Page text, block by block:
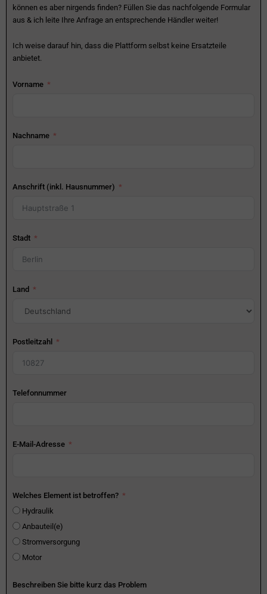
können es aber nirgends finden? Füllen Sie das nachfolgende Formular
aus & ich leite Ihre Anfrage an entsprechende Händler weiter!
Ich weise darauf hin, dass die Plattform selbst keine Ersatzteile
anbietet.
Vorname
Nachname
Anschrift (inkl. Hausnummer)
Stadt
Land
Postleitzahl
Telefonnummer
E-Mail-Adresse
Welches Element ist betroffen?
Hydraulik
Anbauteil(e)
Stromversorgung
Motor
Beschreiben Sie bitte kurz das Problem